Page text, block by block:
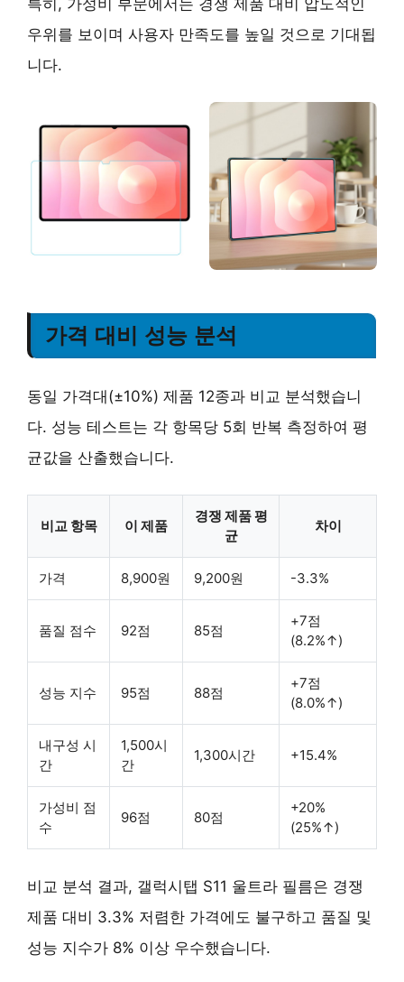
우위를 보이며 사용자 만족도를 높일 것으로 기대됩
니다.
가격 대비 성능 분석
동일 가격대(±10%) 제품 12종과 비교 분석했습니
다. 성능 테스트는 각 항목당 5회 반복 측정하여 평
균값을 산출했습니다.
비교 항목 이 제품
경쟁 제품 평
균
차이
가격 8,900원 9,200원 -3.3%
품질 점수 92점 85점
+7점
(8.2%↑)
성능 지수 95점 88점
+7점
(8.0%↑)
내구성 시
간
1,500시
간
1,300시간 +15.4%
가성비 점
수
96점 80점
+20%
(25%↑)
비교 분석 결과, 갤럭시탭 S11 울트라 필름은 경쟁
제품 대비 3.3% 저렴한 가격에도 불구하고 품질 및
성능 지수가 8% 이상 우수했습니다.